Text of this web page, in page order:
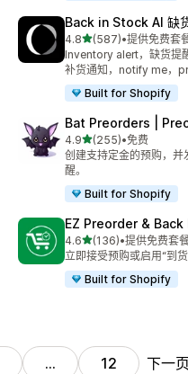
Back in Stock AI 缺
4.8星（满分 5 星）
(587)
总共 587 条评论
•提供免费套
Inventory alert，缺货提
补货通知，notify me，
Built for Shopify
Bat Preorders |
4.9星（满分 5 星）
(255)
总共 255 条评论
•免费
创建支持定金的预购，并
醒。
Built for Shopify
EZ Preorder &
4.6星（满分 5 星）
(136)
总共 136 条评论
•提供免费套
立即接受预购或启用“到
Built for Shopify
… 12 下一页